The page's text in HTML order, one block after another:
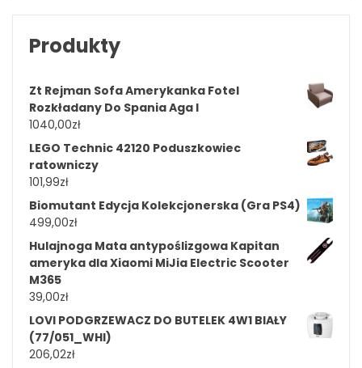
Produkty
Zt Rejman Sofa Amerykanka Fotel
Rozkładany Do Spania Aga I
1040,00zł
LEGO Technic 42120 Poduszkowiec
ratowniczy
101,99zł
Biomutant Edycja Kolekcjonerska (Gra PS4)
499,00zł
Hulajnoga Mata antypoślizgowa Kapitan
ameryka dla Xiaomi MiJia Electric Scooter
M365
39,00zł
LOVI PODGRZEWACZ DO BUTELEK 4W1 BIAŁY
(77/051_WHI)
206,02zł